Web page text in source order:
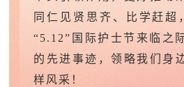
同仁 见贤思齐、比学赶超
“5.12”国际护士节 来临之
的先进事迹，领略我们身
样风采！